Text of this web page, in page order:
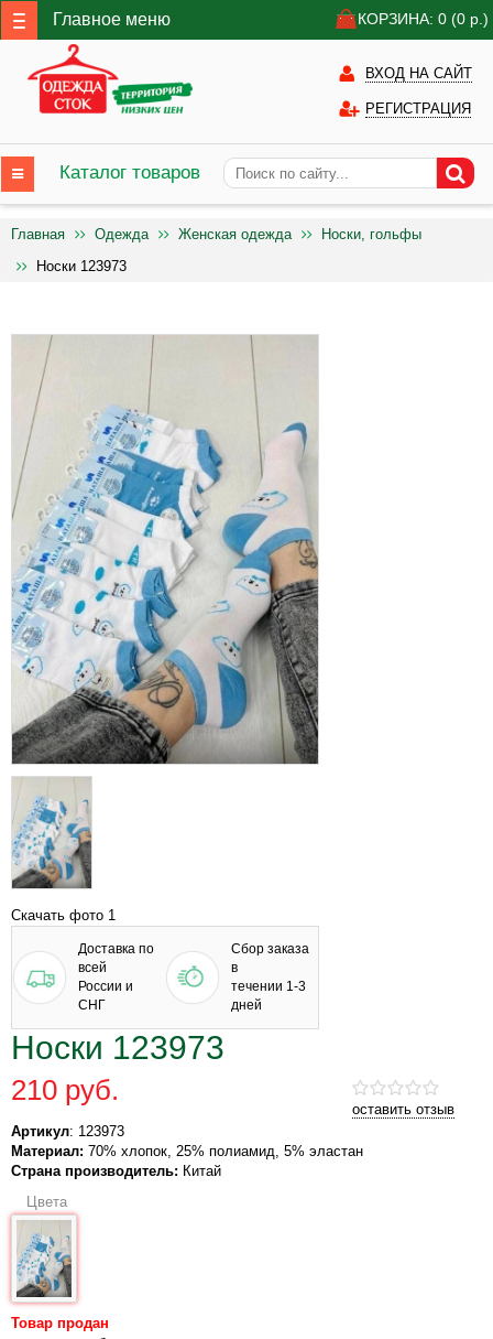
Главное меню КОРЗИНА: 0 (0 р.)
ВХОД НА САЙТ
РЕГИСТРАЦИЯ
Каталог товаров
Главная Одежда Женская одежда
Носки, гольфы
Носки 123973
Скачать фото 1
Доставка по
всей
России и
СНГ
Сбор заказа
в
течении 1-3
дней
Носки 123973
оставить отзыв
210 руб.
Артикул: 123973
Материал: 70% хлопок, 25% полиамид, 5% эластан
Страна производитель: Китай
Цвета
Товар продан